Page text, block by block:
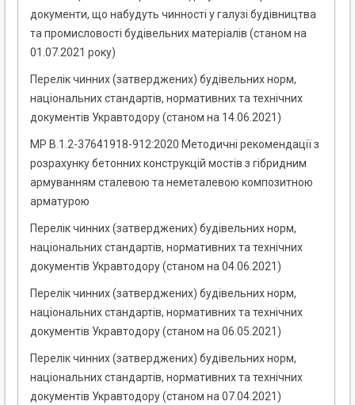
документи, що набудуть чинності у галузі будівництва
та промисловості будівельних матеріалів (станом на
01.07.2021 року)
Перелік чинних (затверджених) будівельних норм,
національних стандартів, нормативних та технічних
документів Укравтодору (станом на 14.06.2021)
МР В.1.2-37641918-912:2020 Методичні рекомендації з
розрахунку бетонних конструкцій мостів з гібридним
армуванням сталевою та неметалевою композитною
арматурою
Перелік чинних (затверджених) будівельних норм,
національних стандартів, нормативних та технічних
документів Укравтодору (станом на 04.06.2021)
Перелік чинних (затверджених) будівельних норм,
національних стандартів, нормативних та технічних
документів Укравтодору (станом на 06.05.2021)
Перелік чинних (затверджених) будівельних норм,
національних стандартів, нормативних та технічних
документів Укравтодору (станом на 07.04.2021)